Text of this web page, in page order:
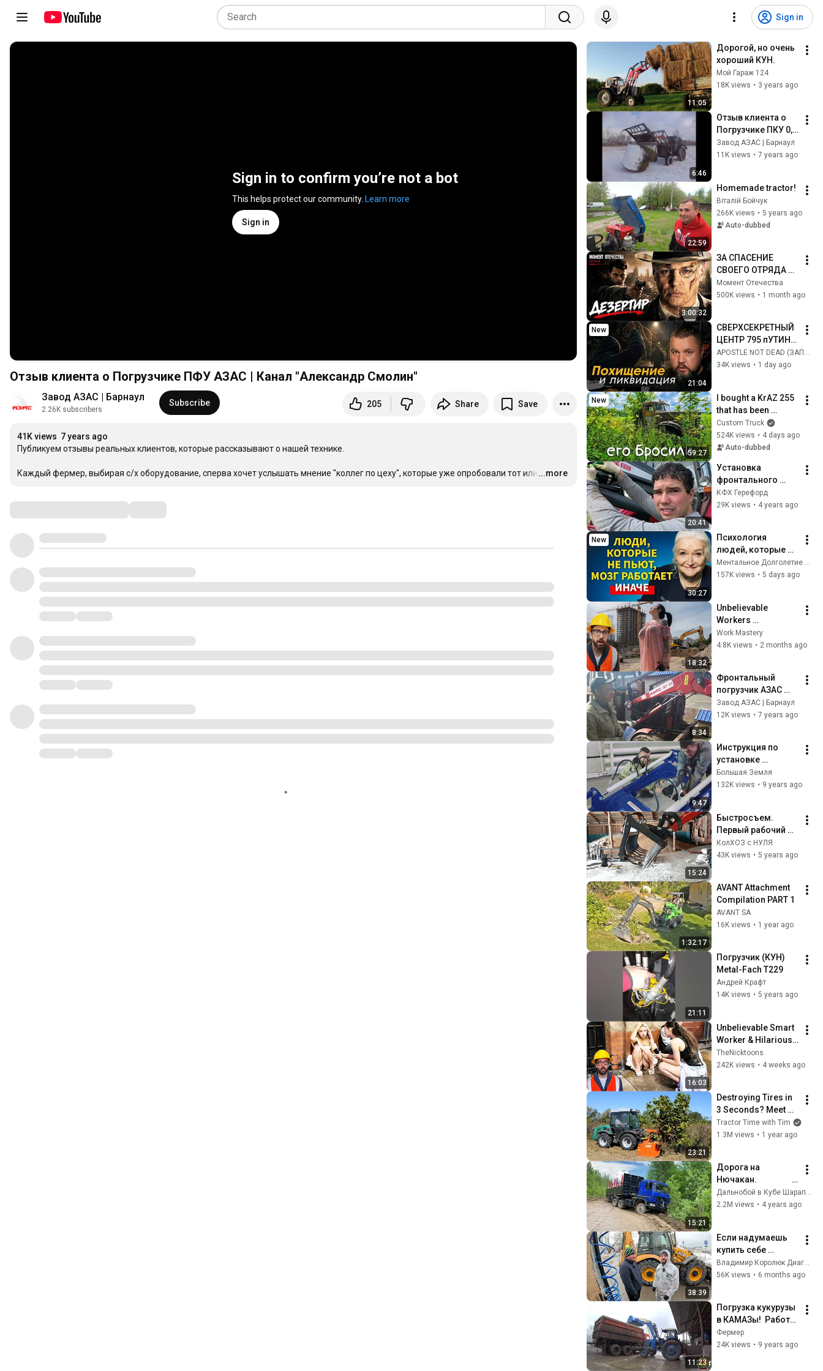
Sign in
Sign in to confirm you’re not a bot
This helps protect our community. Learn more
Sign in
Отзыв клиента о Погрузчике ПФУ АЗАС | Канал "Александр Смолин"
Завод АЗАС | Барнаул
2.26K subscribers
Subscribe 205 Share Save
41K views 7 years ago
Публикуем отзывы реальных клиентов, которые рассказывают о нашей технике.
Каждый фермер, выбирая с/х оборудование, сперва хочет услышать мнение "коллег по цеху", которые уже опробовали тот или ин…
...more
11:05
Дорогой, но очень
хороший КУН.
Мой Гараж 124
18K views • 3 years ago
6:46
Отзыв клиента о
Погрузчике ПКУ 0,9
АЗАС | Канал
"КолХОЗ с НУЛЯ"
Завод АЗАС | Барнаул
11K views • 7 years ago
22:59
Homemade tractor!
Віталій Бойчук
266K views • 5 years ago
Auto-dubbed
3:00:32
ЗА СПАСЕНИЕ
СВОЕГО ОТРЯДА
ЕГО ОБЪЯВИЛИ
ПРЕДАТЕЛЕМ И
Дезертир
Момент Отечества
500K views • 1 month ago
21:04
New
СВЕРХСЕКРЕТНЫЙ
ЦЕНТР 795 пУТИНА
| УСТРАНЯЮТ
ЛЮДЕЙ в ЛЮБОЙ
APOSTLE NOT DEAD (ЗАПРЕЩЕННОЕ)
34K views • 1 day ago
59:27
New
I bought a KrAZ 255
that has been
growing into the
ground for 20
years!!! Will it
Custom Truck
524K views • 4 days ago
Auto-dubbed
20:41
Установка
фронтального
погрузчика на
МТЗ-92П
КФХ Герефорд
29K views • 4 years ago
30:27
New
Психология
людей, которые НЕ
пьют алкоголь
(согласно
Черниговская
Ментальное Долголетие and 2 more
157K views • 5 days ago
18:32
Unbelievable
Workers
Compilation 2026 |
Working with
#construction
Work Mastery
4.8K views • 2 months ago
8:34
Фронтальный
погрузчик АЗАС
ПКУ 0,9 | Канал
"Дмитрий
Завод АЗАС | Барнаул
12K views • 7 years ago
9:47
Инструкция по
установке
погрузчика
Универсал 800R с
органов на МТЗ 82
Большая Земля
132K views • 9 years ago
15:24
Быстросъем.
Первый рабочий
день МТЗ-82.1
"Балка" №10
КолХОЗ с НУЛЯ
43K views • 5 years ago
1:32:17
AVANT Attachment
Compilation PART 1
AVANT SA
16K views • 1 year ago
21:11
Погрузчик (КУН)
Metal-Fach Т229
Андрей Крафт
14K views • 5 years ago
16:03
Unbelievable Smart
Worker & Hilarious
Fails | Construction
Compilation Pt6
TheNicktoons
242K views • 4 weeks ago
23:21
Destroying Tires in
3 Seconds? Meet
the Ferrari Solution!
Tractor Time with Tim
1.3M views • 1 year ago
15:21
Дорога на
Нючакан.
#магистральный
#улькан #нючакан
Дальнобой в Кубе Шарапов
2.2M views • 4 years ago
38:39
Если надумаешь
купить себе
экскаватор
погрузчик ,
Владимир Королюк Диагностика Техники
56K views • 6 months ago
11:23
Погрузка кукурузы
в КАМАЗы!  Работа
МТЗ-50 с ПБН-800.
Фермер
24K views • 9 years ago